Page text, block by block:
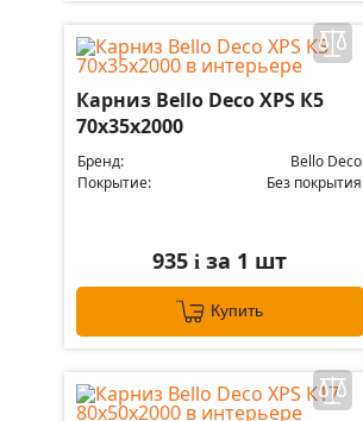
Карниз Bello Deco XPS К5
70х35х2000
Бренд:
Bello Deco
Покрытие:
Без покрытия
935i за 1 шт
Купить